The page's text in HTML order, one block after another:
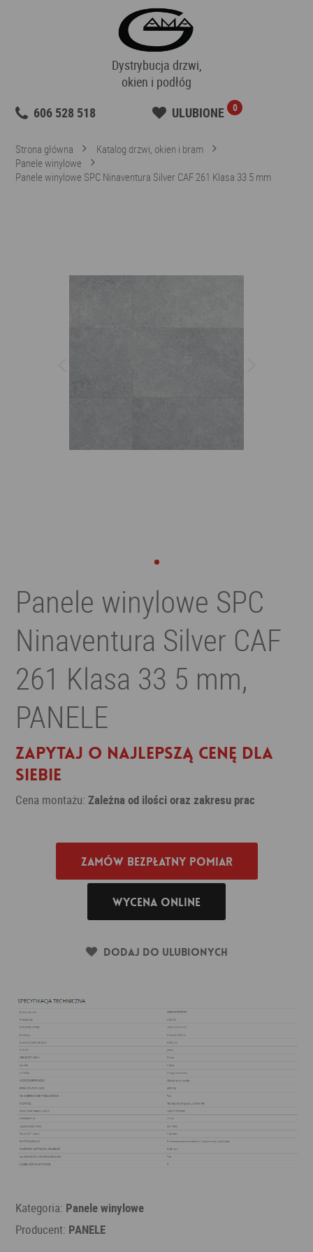
Dystrybucja drzwi,
okien i podłóg
606 528 518
ULUBIONE 0
Strona główna
Katalog drzwi, okien i bram
Panele winylowe
Panele winylowe SPC Ninaventura Silver CAF 261 Klasa 33 5 mm
Panele winylowe SPC
Ninaventura Silver CAF
261 Klasa 33 5 mm,
PANELE
Zapytaj o najlepszą cenę dla
siebie
Cena montażu:Zależna od ilości oraz zakresu prac
Zamów bezpłatny pomiar
Wycena online
Dodaj do ulubionych
Kategoria: Panele winylowe
Producent: PANELE